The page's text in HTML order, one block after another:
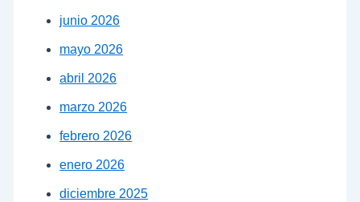
junio 2026
mayo 2026
abril 2026
marzo 2026
febrero 2026
enero 2026
diciembre 2025